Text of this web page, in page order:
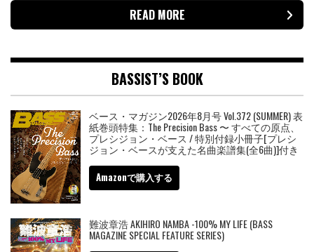
READ MORE
BASSIST’S BOOK
ベース・マガジン2026年8月号 Vol.372 (SUMMER) 表
紙巻頭特集：The Precision Bass 〜 すべての原点、
プレシジョン・ベース / 特別付録小冊子[プレシ
ジョン・ベースが支えた名曲楽譜集(全6曲)]付き
Amazonで購入する
難波章浩 AKIHIRO NAMBA -100% MY LIFE (BASS
MAGAZINE SPECIAL FEATURE SERIES)